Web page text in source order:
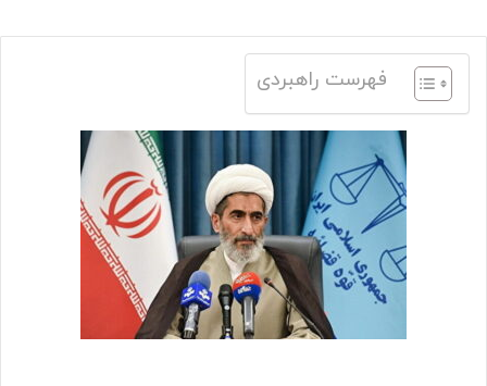
فهرست راهبردی